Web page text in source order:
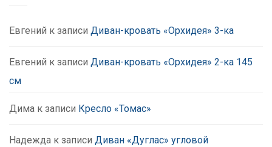
Евгений к записи Диван-кровать «Орхидея» 3-ка
Евгений к записи Диван-кровать «Орхидея» 2-ка 145
см
Дима к записи Кресло «Томас»
Надежда к записи Диван «Дуглас» угловой